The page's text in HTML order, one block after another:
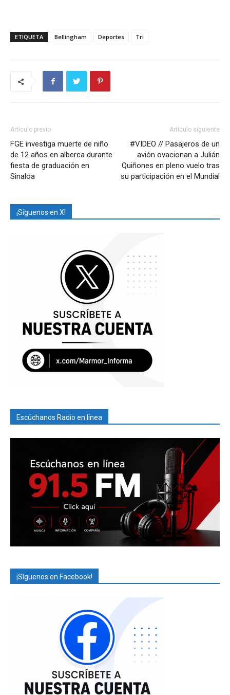
ETIQUETA Bellingham Deportes Tri
Artículo previo
FGE investiga muerte de niño
de 12 años en alberca durante
fiesta de graduación en
Sinaloa
Artículo siguiente
#VIDEO // Pasajeros de un
avión ovacionan a Julián
Quiñones en pleno vuelo tras
su participación en el Mundial
¡Síguenos en X!
Escúchanos Radio en línea
¡Síguenos en Facebook!